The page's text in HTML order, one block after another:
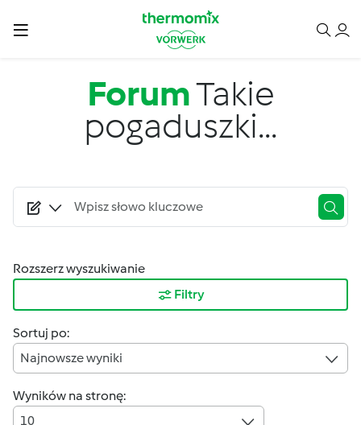
ForumTakie
pogaduszki...
Rozszerz wyszukiwanie
Filtry
Sortuj po:
Najnowsze wyniki
Wyników na stronę:
10